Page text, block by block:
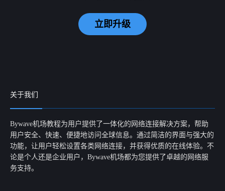
立即升级
关于我们
Bywave机场教程为用户提供了一体化的网络连接解决方案，帮助
用户安全、快速、便捷地访问全球信息。通过简洁的界面与强大的
功能，让用户轻松设置各类网络连接，并获得优质的在线体验。不
论是个人还是企业用户，Bywave机场都为您提供了卓越的网络服
务支持。